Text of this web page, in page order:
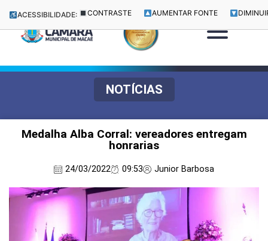
ACESSIBILIDADE: CONTRASTE AUMENTAR FONTE
NOTÍCIAS
Medalha Alba Corral: vereadores entregam
honrarias
24/03/2022 09:53 Junior Barbosa